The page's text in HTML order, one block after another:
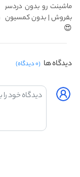
ماشینت رو بدون دردسر
بفروش | بدون کمسیون
😍
دیدگاه ها (۰ دیدگاه)